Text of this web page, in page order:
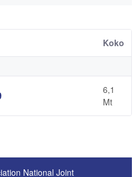
Koko
6,1
Mt
National Joint